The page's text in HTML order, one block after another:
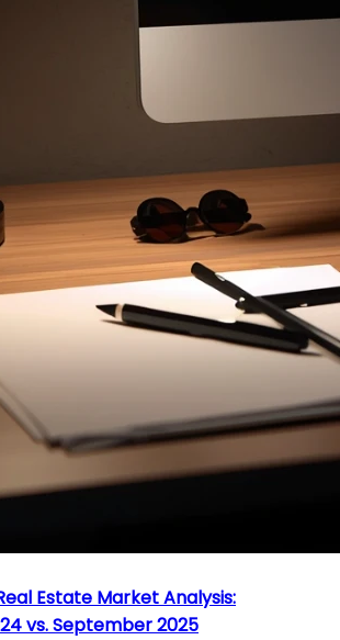
Estate Market Analysis:
vs. September 2025